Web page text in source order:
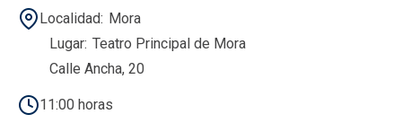
Localidad Mora
Lugar Teatro Principal de Mora
Calle Ancha, 20
11:00 horas